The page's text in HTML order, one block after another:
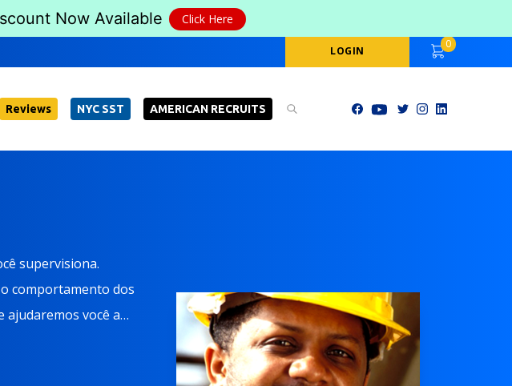
Now Available Click Here
LOGIN
0
Reviews NYC SST AMERICAN RECRUITS
supervisiona.
comportamento dos
você a